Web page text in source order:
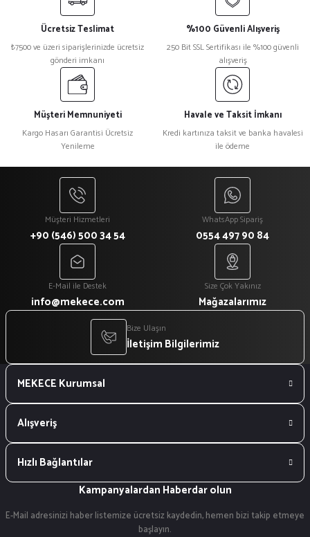
Ücretsiz Teslimat
₺7500 ve üzeri siparişlerinizde ücretsiz
gönderi imkanı
%100 Güvenli Alışveriş
250 Bit SSL Sertifikası ile %100 güvenli
alışveriş
Müşteri Memnuniyeti
Kargo Hasarı Garantisi Ücretsiz
Yenileme
Havale ve Taksit İmkanı
Kredi kartınıza taksit ve banka havalesi
ile ödeme
Müşteri Hizmetleri
+90 (546) 500 34 54
WhatsApp Sipariş
0554 497 90 84
E-Mail ile Destek
info@mekece.com
Size Çok Yakınız
Mağazalarımız
Bize Ulaşın
İletişim Bilgilerimiz
MEKECE Kurumsal
Alışveriş
Hızlı Bağlantılar
Kampanyalardan Haberdar olun
E-Mail adresinizi haber listemize ücretsiz kaydedin, hemen bizi takip etmeye
başlayın.